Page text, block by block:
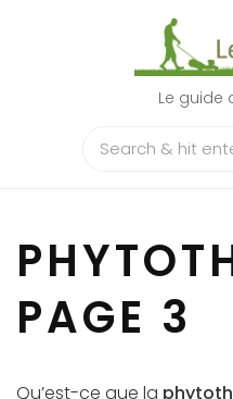
Le guide
PAGE 3
Qu’est-ce que la